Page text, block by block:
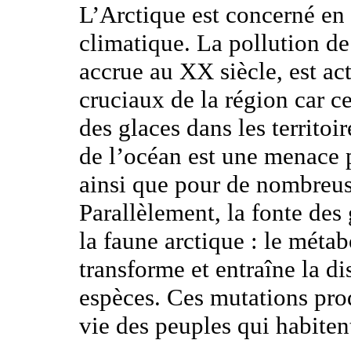
L’Arctique est concerné
climatique. La pollution
accrue au XX siècle, est
cruciaux de la région car
des glaces dans les
de l’océan est une
ainsi que pour de
Parallèlement, la fonte des
la faune arctique : le
transforme et entraîne la
espèces. Ces mutations
vie des peuples qui